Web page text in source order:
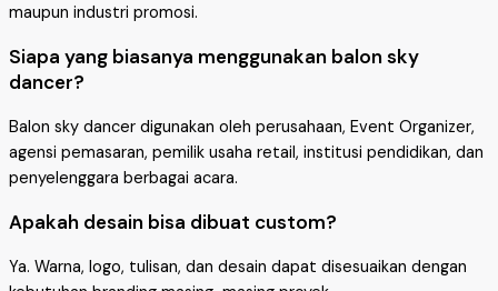
maupun industri promosi.
Siapa yang biasanya menggunakan balon sky
dancer?
Balon sky dancer digunakan oleh perusahaan, Event Organizer,
agensi pemasaran, pemilik usaha retail, institusi pendidikan, dan
penyelenggara berbagai acara.
Apakah desain bisa dibuat custom?
Ya. Warna, logo, tulisan, dan desain dapat disesuaikan dengan